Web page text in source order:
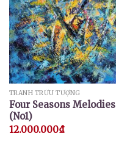
TRANH TRỪU TƯỢNG
Four Seasons Melodies
(No1)
12.000.000₫